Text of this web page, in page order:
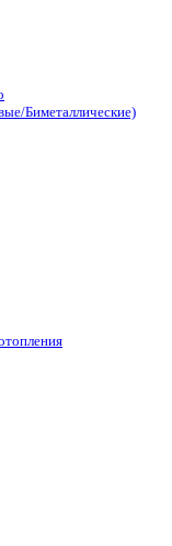
Биметаллические)